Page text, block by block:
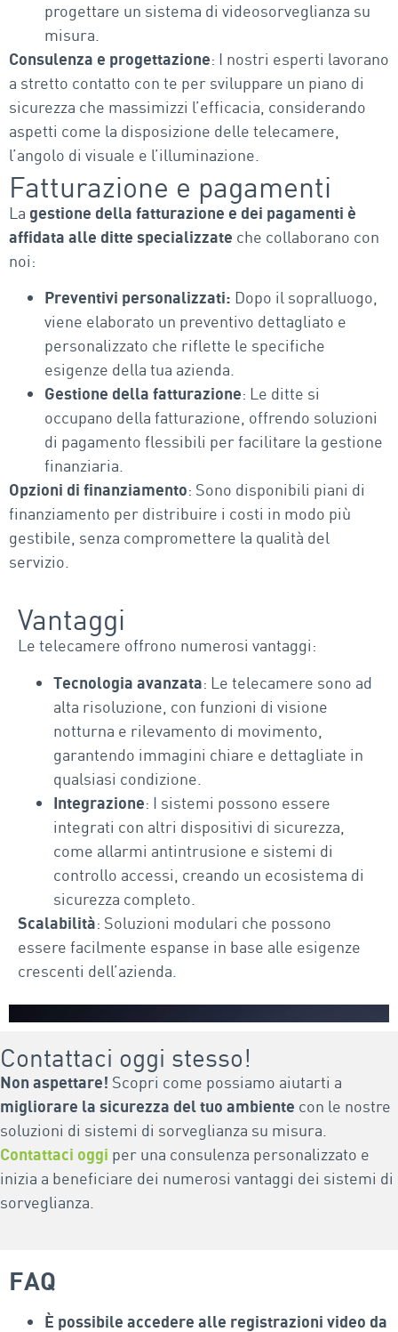
progettare un sistema di videosorveglianza su
misura.
Consulenza e progettazione: I nostri esperti lavorano
a stretto contatto con te per sviluppare un piano di
sicurezza che massimizzi l’efficacia, considerando
aspetti come la disposizione delle telecamere,
l’angolo di visuale e l’illuminazione.
Fatturazione e pagamenti
La gestione della fatturazione e dei pagamenti è
affidata alle ditte specializzate che collaborano con
noi:
Preventivi personalizzati: Dopo il sopralluogo,
viene elaborato un preventivo dettagliato e
personalizzato che riflette le specifiche
esigenze della tua azienda.
Gestione della fatturazione: Le ditte si
occupano della fatturazione, offrendo soluzioni
di pagamento flessibili per facilitare la gestione
finanziaria.
Opzioni di finanziamento: Sono disponibili piani di
finanziamento per distribuire i costi in modo più
gestibile, senza compromettere la qualità del
servizio.
Vantaggi
Le telecamere offrono numerosi vantaggi:
Tecnologia avanzata: Le telecamere sono ad
alta risoluzione, con funzioni di visione
notturna e rilevamento di movimento,
garantendo immagini chiare e dettagliate in
qualsiasi condizione.
Integrazione: I sistemi possono essere
integrati con altri dispositivi di sicurezza,
come allarmi antintrusione e sistemi di
controllo accessi, creando un ecosistema di
sicurezza completo.
Scalabilità: Soluzioni modulari che possono
essere facilmente espanse in base alle esigenze
crescenti dell’azienda.
Contattaci oggi stesso!
Non aspettare! Scopri come possiamo aiutarti a
migliorare la sicurezza del tuo ambiente con le nostre
soluzioni di sistemi di sorveglianza su misura.
Contattaci oggi per una consulenza personalizzato e
inizia a beneficiare dei numerosi vantaggi dei sistemi di
sorveglianza.
FAQ
È possibile accedere alle registrazioni video da